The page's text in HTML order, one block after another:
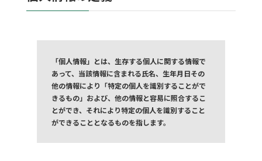
「個人情報」とは、生存する個人に関する情報で
あって、当該情報に含まれる氏名、生年月日その
他の情報により「特定の個人を識別することがで
きるもの」および、他の情報と容易に照合するこ
とができ、それにより特定の個人を識別すること
ができることとなるものを指します。